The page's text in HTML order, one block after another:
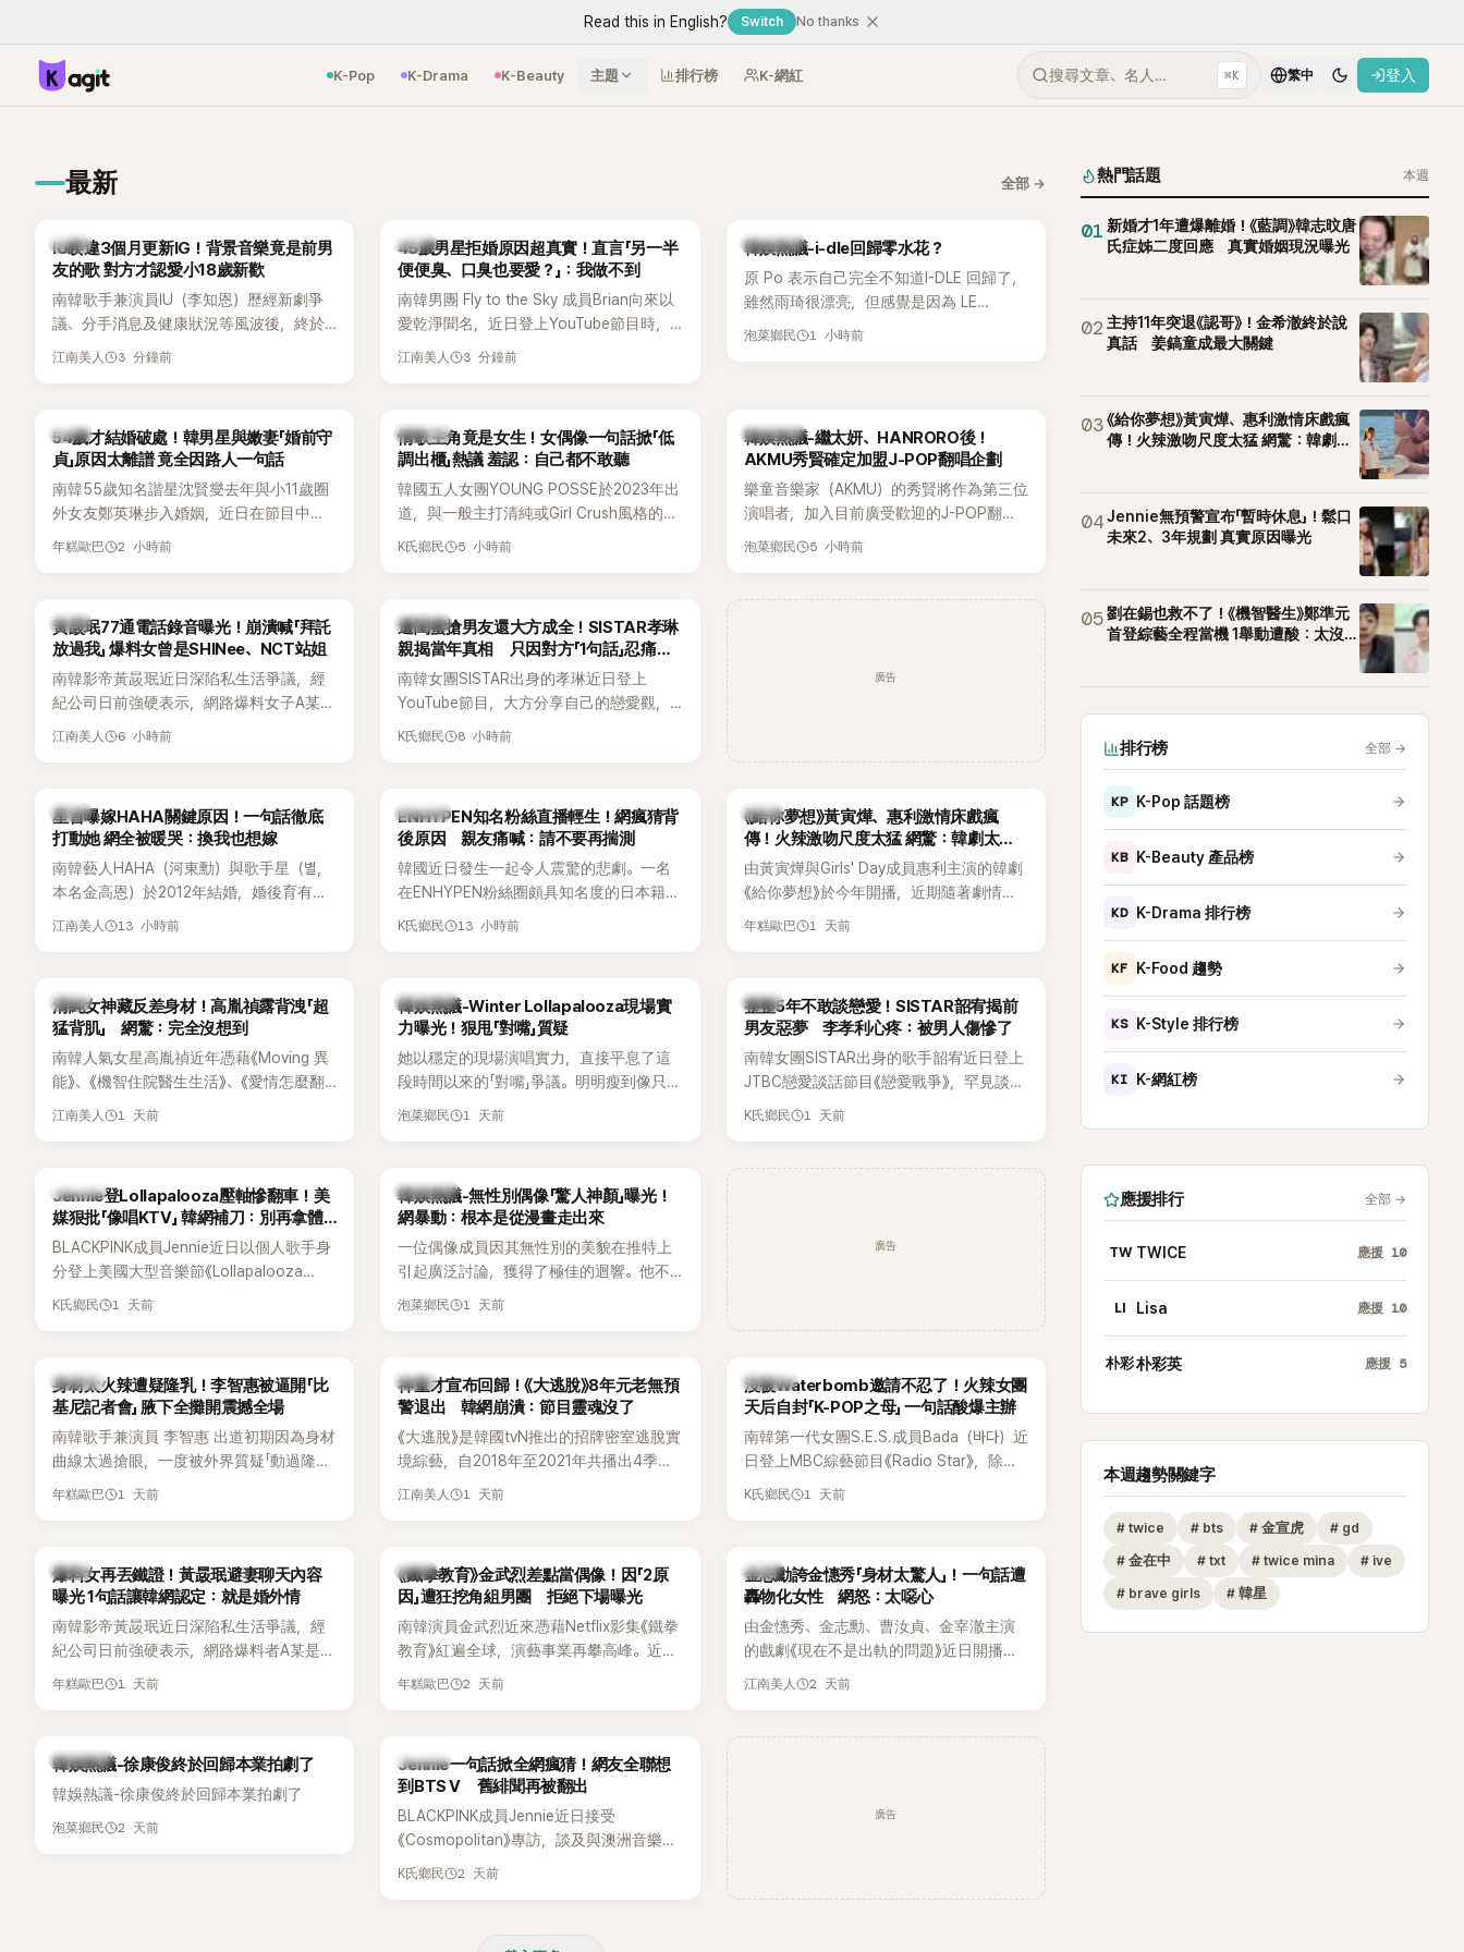
Read this in English? Switch No thanks
K-Pop K-Drama K-Beauty 主題 排行榜 K-網紅 搜尋文章、名人… ⌘K 繁中 登入
最新 全部 →
韓星
IU睽違3個月更新IG！背景音樂竟是前男
友的歌 對方才認愛小18歲新歡
南韓歌手兼演員IU（李知恩）歷經新劇爭
議、分手消息及健康狀況等風波後，終於
睽違3個月更新社群平台，一口氣曬出20
音樂，意外掀起韓網討論。
江南美人 3 分鐘前
韓星
45歲男星拒婚原因超真實！直言「另一半
便便臭、口臭也要愛？」：我做不到
南韓男團 Fly to the Sky 成員Brian向來以
愛乾淨聞名，近日登上YouTube節目時，
再度談到自己的婚姻觀，直言無法理解「連
江南美人 3 分鐘前
熱議討論
韓娛熱議-i-dle回歸零水花？
原 Po 表示自己完全不知道I-DLE 回歸了，
雖然雨琦很漂亮，但感覺是因為 LE
SSERAFIM 和 aespa 佔據了市場。
泡菜鄉民 1 小時前
韓星
54歲才結婚破處！韓男星與嫩妻「婚前守
貞」原因太離譜 竟全因路人一句話
南韓55歲知名諧星沈賢燮去年與小11歲圈
外女友鄭英琳步入婚姻，近日在節目中分
享與妻子的戀愛故事，笑稱兩人原本想享
前一直堅守「婚前守貞」的原因之一。
年糕歐巴 2 小時前
K-POP
情歌主角竟是女生！女偶像一句話掀「低
調出櫃」熱議 羞認：自己都不敢聽
韓國五人女團YOUNG POSSE於2023年出
道，與一般主打清純或Girl Crush風格的女
團不同，她們以濃厚的Hip-Hop元素、自
的音樂風格，在海外尤其是歐美市場累積
不少人氣，逐漸成為第五代女團中極具辨
識度的新生代代表之一。
K氏鄉民 5 小時前
熱議討論
韓娛熱議-繼太妍、HANRORO後！
AKMU秀賢確定加盟J-POP翻唱企劃
樂童音樂家（AKMU）的秀賢將作為第三位
演唱者，加入目前廣受歡迎的J-POP翻唱
企劃。繼太妍和Hanroro之後，秀賢已獲
泡菜鄉民 5 小時前
韓星
黃晸珉77通電話錄音曝光！崩潰喊「拜託
放過我」 爆料女曾是SHINee、NCT站姐
南韓影帝黃晸珉近日深陷私生活爭議，經
紀公司日前強硬表示，網路爆料女子A某涉
嫌長期跟蹤黃晸珉，已正式採取法律行
的單方面騷擾。如今，韓媒《Dispatch》再
曝光雙方77通電話的錄音內容，而A也首
度承認自己過去曾是SHINee、NCT等偶像
團體的「站姐」，事件持續延燒。
江南美人 6 小時前
K-POP
遭閨蜜搶男友還大方成全！SISTAR孝琳
親揭當年真相 只因對方「1句話」忍痛放
手
南韓女團SISTAR出身的孝琳近日登上
YouTube節目，大方分享自己的戀愛觀，
更首度坦承過去曾遭最好的朋友搶走男
K氏鄉民 8 小時前
廣告
韓星
星首曝嫁HAHA關鍵原因！一句話徹底
打動她 網全被暖哭：換我也想嫁
南韓藝人HAHA（河東勳）與歌手星（별，
本名金高恩）於2012年結婚，婚後育有兩
子一女，一家五口生活幸福美滿，也是韓
步入婚姻的最大理由。
江南美人 13 小時前
K-POP
ENHYPEN知名粉絲直播輕生！網瘋猜背
後原因 親友痛喊：請不要再揣測
韓國近日發生一起令人震驚的悲劇。一名
在ENHYPEN粉絲圈頗具知名度的日本籍女
粉絲，日前在TikTok直播期間輕生，最終
止揣測，盼逝者安息。
K氏鄉民 13 小時前
韓劇
《給你夢想》黃寅燁、惠利激情床戲瘋
傳！火辣激吻尺度太猛 網驚：韓劇太敢
拍
由黃寅燁與Girls' Day成員惠利主演的韓劇
《給你夢想》於今年開播，近期隨著劇情進
入高潮，男女主角的感情線快速升溫。最
年糕歐巴 1 天前
韓星
清純女神藏反差身材！高胤禎露背洩「超
猛背肌」 網驚：完全沒想到
南韓人氣女星高胤禎近年憑藉《Moving 異
能》、《機智住院醫生生活》、《愛情怎麼翻
譯？》、《努力克服自卑的我們》等多部熱門
近況照意外掀起熱議，不是因為仙氣十足
的美貌，而是藏在纖細身材下的超狂背肌
與肩膀線條，反差感十足，讓不少網友看
傻直呼：「原來她身材這麼猛！」
江南美人 1 天前
熱議討論
韓娛熱議-Winter Lollapalooza現場實
力曝光！狠甩「對嘴」質疑
她以穩定的現場演唱實力，直接平息了這
段時間以來的「對嘴」爭議。明明瘦到像只剩
骨頭，怎麼還能唱出這麼驚人的爆發力和
泡菜鄉民 1 天前
韓星
整整5年不敢談戀愛！SISTAR韶宥揭前
男友惡夢 李孝利心疼：被男人傷慘了
南韓女團SISTAR出身的歌手韶宥近日登上
JTBC戀愛談話節目《戀愛戰爭》，罕見談及
自己的感情生活，不僅坦言已經整整5年沒
K氏鄉民 1 天前
K-POP
Jennie登Lollapalooza壓軸慘翻車！美
媒狠批「像唱KTV」 韓網補刀：別再拿體
力當藉口
BLACKPINK成員Jennie近日以個人歌手身
分登上美國大型音樂節《Lollapalooza
Chicago》主舞台，不僅成為首位擔任該音
遭部分網友質疑，就連美國當地媒體也毫
不留情給出負評，甚至形容整場演出「就像
一場豪華KTV」。
K氏鄉民 1 天前
熱議討論
韓娛熱議-無性別偶像「驚人神顏」曝光！
網暴動：根本是從漫畫走出來
一位偶像成員因其無性別的美貌在推特上
引起廣泛討論，獲得了極佳的迴響。他不
僅外型出眾，舞技也備受讚譽。
泡菜鄉民 1 天前
廣告
K-POP
身材太火辣遭疑隆乳！李智惠被逼開「比
基尼記者會」 腋下全攤開震撼全場
南韓歌手兼演員 李智惠 出道初期因為身材
曲線太過搶眼，一度被外界質疑「動過隆乳
手術」，最後甚至被公司安排親上火線，召
口回憶這段「隆乳疑雲黑歷史」，話題再度被
翻出來熱議。 2日播出的 SBS 綜藝節目
《我的經紀人太難搞－秘書鎮》，邀請同時
兼顧工作與育兒的演藝圈代表「媽媽群」
——李智惠、李賢怡、李恩亨，以第13位
合，兩人邊搭車邊聊天，氣氛輕鬆。聊到
最近的新聞，李瑞鎮突然直球發問：「妳不
是上新聞了？說妳去做整形？是人中縮短
手術嗎？」一貫犀利又不留情的問法，讓現
年糕歐巴 1 天前
韓星
神童才宣布回歸！《大逃脫》8年元老無預
警退出 韓網崩潰：節目靈魂沒了
《大逃脫》是韓國tvN推出的招牌密室逃脫實
境綜藝，自2018年至2021年共播出4季，
由鄭鍾淵PD打造完整的「大逃脫宇宙
江南美人 1 天前
K-POP
沒被Waterbomb邀請不忍了！火辣女團
天后自封「K-POP之母」 一句話酸爆主辦
南韓第一代女團S.E.S.成員Bada（바다）近
日登上MBC綜藝節目《Radio Star》，除了
分享近況，還罕見公開向夏季音樂節
根本只是懂了皮毛。」一番話笑翻全場，也
引發網友熱議。
K氏鄉民 1 天前
韓星
爆料女再丟鐵證！黃晸珉避妻聊天內容
曝光 1句話讓韓網認定：就是婚外情
南韓影帝黃晸珉近日深陷私生活爭議，經
紀公司日前強硬表示，網路爆料者A某是涉
嫌長期跟蹤黃晸珉的嫌疑人，已採取法律
「雙向互動」，並非外界所稱的單方面騷擾。
年糕歐巴 1 天前
韓星
《鐵拳教育》金武烈差點當偶像！因「2原
因」遭狂挖角組男團 拒絕下場曝光
南韓演員金武烈近來憑藉Netflix影集《鐵拳
教育》紅遍全球，演藝事業再攀高峰。近日
被爆出一段鮮為人知的出道祕辛，原來他
年糕歐巴 2 天前
韓星
金志勳誇金憓秀「身材太驚人」！一句話遭
轟物化女性 網怒：太噁心
由金憓秀、金志勳、曹汝貞、金宰澈主演
的戲劇《現在不是出軌的問題》近日開播，
為宣傳新作品，四位主演一同出演
江南美人 2 天前
熱議討論
韓娛熱議-徐康俊終於回歸本業拍劇了
韓娛熱議-徐康俊終於回歸本業拍劇了
泡菜鄉民 2 天前
K-POP
Jennie一句話掀全網瘋猜！網友全聯想
到BTS V 舊緋聞再被翻出
BLACKPINK成員Jennie近日接受
《Cosmopolitan》專訪，談及與澳洲音樂人
Tame Impala合作推出〈Dracula（JENNIE
K氏鄉民 2 天前
廣告
熱門話題 本週
01 新婚才1年遭爆離婚！《藍調》韓志旼唐
氏症姊二度回應 真實婚姻現況曝光
02 主持11年突退《認哥》！金希澈終於說
真話 姜鎬童成最大關鍵
03《給你夢想》黃寅燁、惠利激情床戲瘋
傳！火辣激吻尺度太猛 網驚：韓劇太
04Jennie無預警宣布「暫時休息」！鬆口
未來2、3年規劃 真實原因曝光
05劉在錫也救不了！《機智醫生》鄭準元
首登綜藝全程當機 1舉動遭酸：太沒誠
排行榜 全部 →
KP K-Pop 話題榜
KB K-Beauty 產品榜
KD K-Drama 排行榜
KF K-Food 趨勢
KS K-Style 排行榜
KI K-網紅榜
應援排行 全部 →
TW TWICE 應援 10
LI Lisa 應援 10
朴彩朴彩英 應援 5
本週趨勢關鍵字
# twice # bts # 金宣虎 # gd
# 金在中 # txt # twice mina # ive
# brave girls # 韓星